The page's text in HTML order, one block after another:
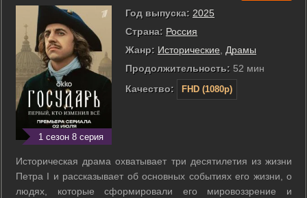
1 сезон 8 серия
Год выпуска: 2025
Страна: Россия
Жанр: Исторические
Драмы
Продолжительность: 52 мин
Качество:
FHD (1080p)
Историческая драма охватывает три десятилетия из жизни
Петра I и рассказывает об основных событиях его жизни, о
людях, которые сформировали его мировоззрение и